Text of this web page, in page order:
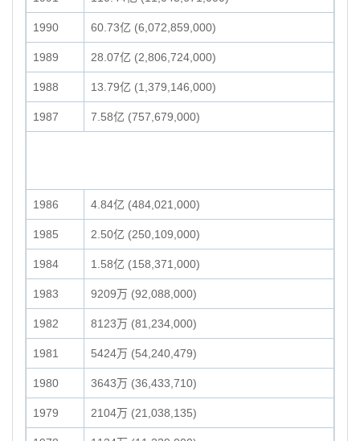
1990 60.73亿 (6,072,859,000)
1989 28.07亿 (2,806,724,000)
1988 13.79亿 (1,379,146,000)
1987 7.58亿 (757,679,000)
1986 4.84亿 (484,021,000)
1985 2.50亿 (250,109,000)
1984 1.58亿 (158,371,000)
1983 9209万 (92,088,000)
1982 8123万 (81,234,000)
1981 5424万 (54,240,479)
1980 3643万 (36,433,710)
1979 2104万 (21,038,135)